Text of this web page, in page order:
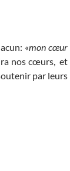
«mon cœur
nos cœurs, et
par leurs